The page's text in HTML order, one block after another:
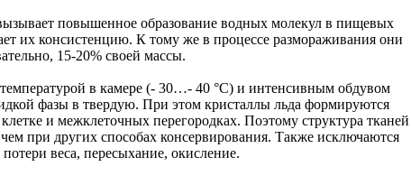
повышенное образование водных молекул в пищевых
их консистенцию. К тому же в процессе размораживания они
15-20% своей массы.
в камере (- 30…- 40 °С) и интенсивным обдувом
фазы в твердую. При этом кристаллы льда формируются
и межклеточных перегородках. Поэтому структура тканей
при других способах консервирования. Также исключаются
веса, пересыхание, окисление.